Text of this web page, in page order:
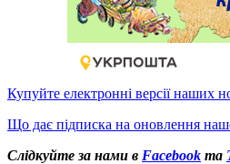
Купуйте електронні версії наших
Що дає підписка на оновлення
Слідкуйте за нами в Facebook та